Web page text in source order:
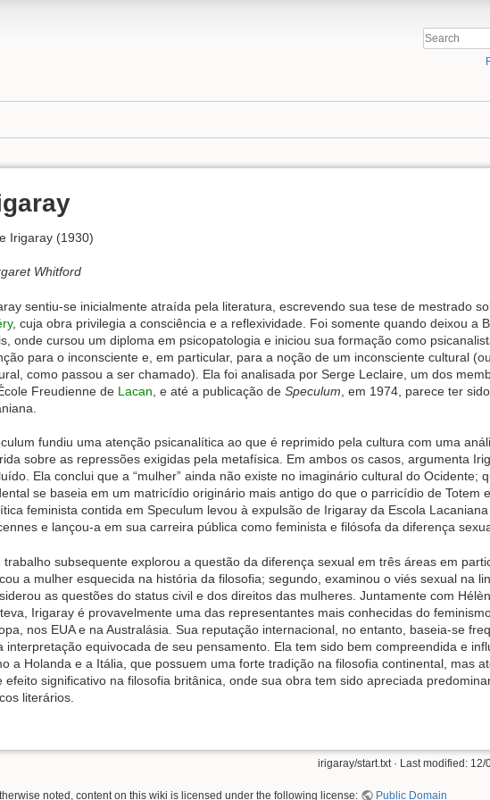
Irigaray (1930)
Whitford
sentiu-se inicialmente atraída pela literatura, escrevendo sua tese de mestrado
, cuja obra privilegia a consciência e a reflexividade. Foi somente quando deixou a
onde cursou um diploma em psicopatologia e iniciou sua formação como
para o inconsciente e, em particular, para a noção de um inconsciente cultural
como passou a ser chamado). Ela foi analisada por Serge Leclaire, um dos
Freudienne de Lacan , e até a publicação de Speculum , em 1974, parece ter
fundiu uma atenção psicanalítica ao que é reprimido pela cultura com uma
sobre as repressões exigidas pela metafísica. Em ambos os casos, argumenta
Ela conclui que a “mulher” ainda não existe no imaginário cultural do Ocidente;
se baseia em um matricídio originário mais antigo do que o parricídio de Totem
feminista contida em Speculum levou à expulsão de Irigaray da Escola
e lançou-a em sua carreira pública como feminista e filósofa da diferença
trabalho subsequente explorou a questão da diferença sexual em três áreas em
a mulher esquecida na história da filosofia; segundo, examinou o viés sexual na
as questões do status civil e dos direitos das mulheres. Juntamente com
Irigaray é provavelmente uma das representantes mais conhecidas do
nos EUA e na Australásia. Sua reputação internacional, no entanto, baseia-se
interpretação equivocada de seu pensamento. Ela tem sido bem compreendida e
a Holanda e a Itália, que possuem uma forte tradição na filosofia continental, mas
efeito significativo na filosofia britânica, onde sua obra tem sido apreciada
literários.
irigaray/start.txt · Last modified: 12/
noted, content on this wiki is licensed under the following license: Public Domain